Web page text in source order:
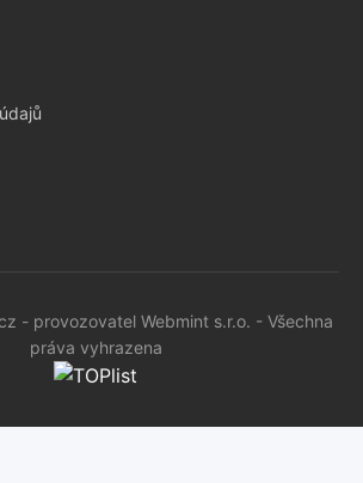
- provozovatel Webmint s.r.o. - Všechna
práva vyhrazena